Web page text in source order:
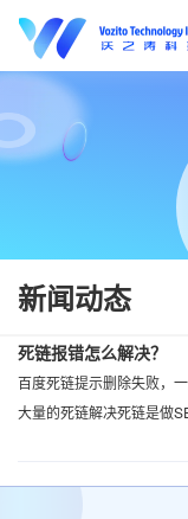
新闻动态
死链报错怎么解决？
百度死链提示删除失败，
大量的死链解决死链是做